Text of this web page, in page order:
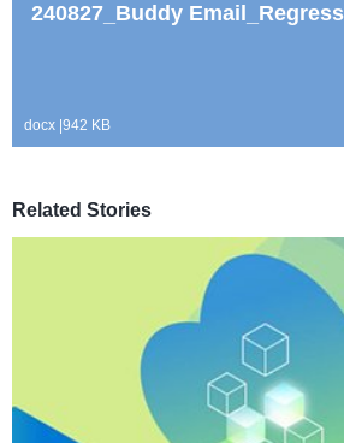
240827_Buddy
docx 942 KB
Related Stories